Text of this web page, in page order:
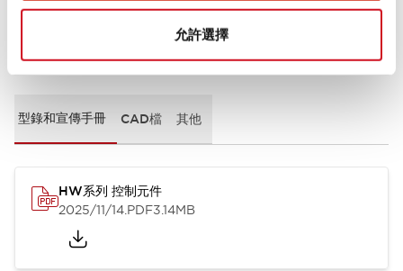
允許選擇
文件和檔案
型錄和宣傳手冊 CAD檔 其他
HW系列 控制元件
2025/11/14.PDF3.14MB